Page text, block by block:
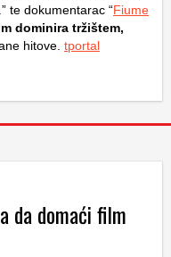
.” te dokumentarac “Fiume
dominira tržištem,
hitove. tportal
da domaći film